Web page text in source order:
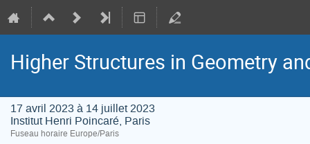
Higher Structures in Geometry
17 avril 2023 à 14 juillet 2023
Institut Henri Poincaré, Paris
Fuseau horaire Europe/Paris